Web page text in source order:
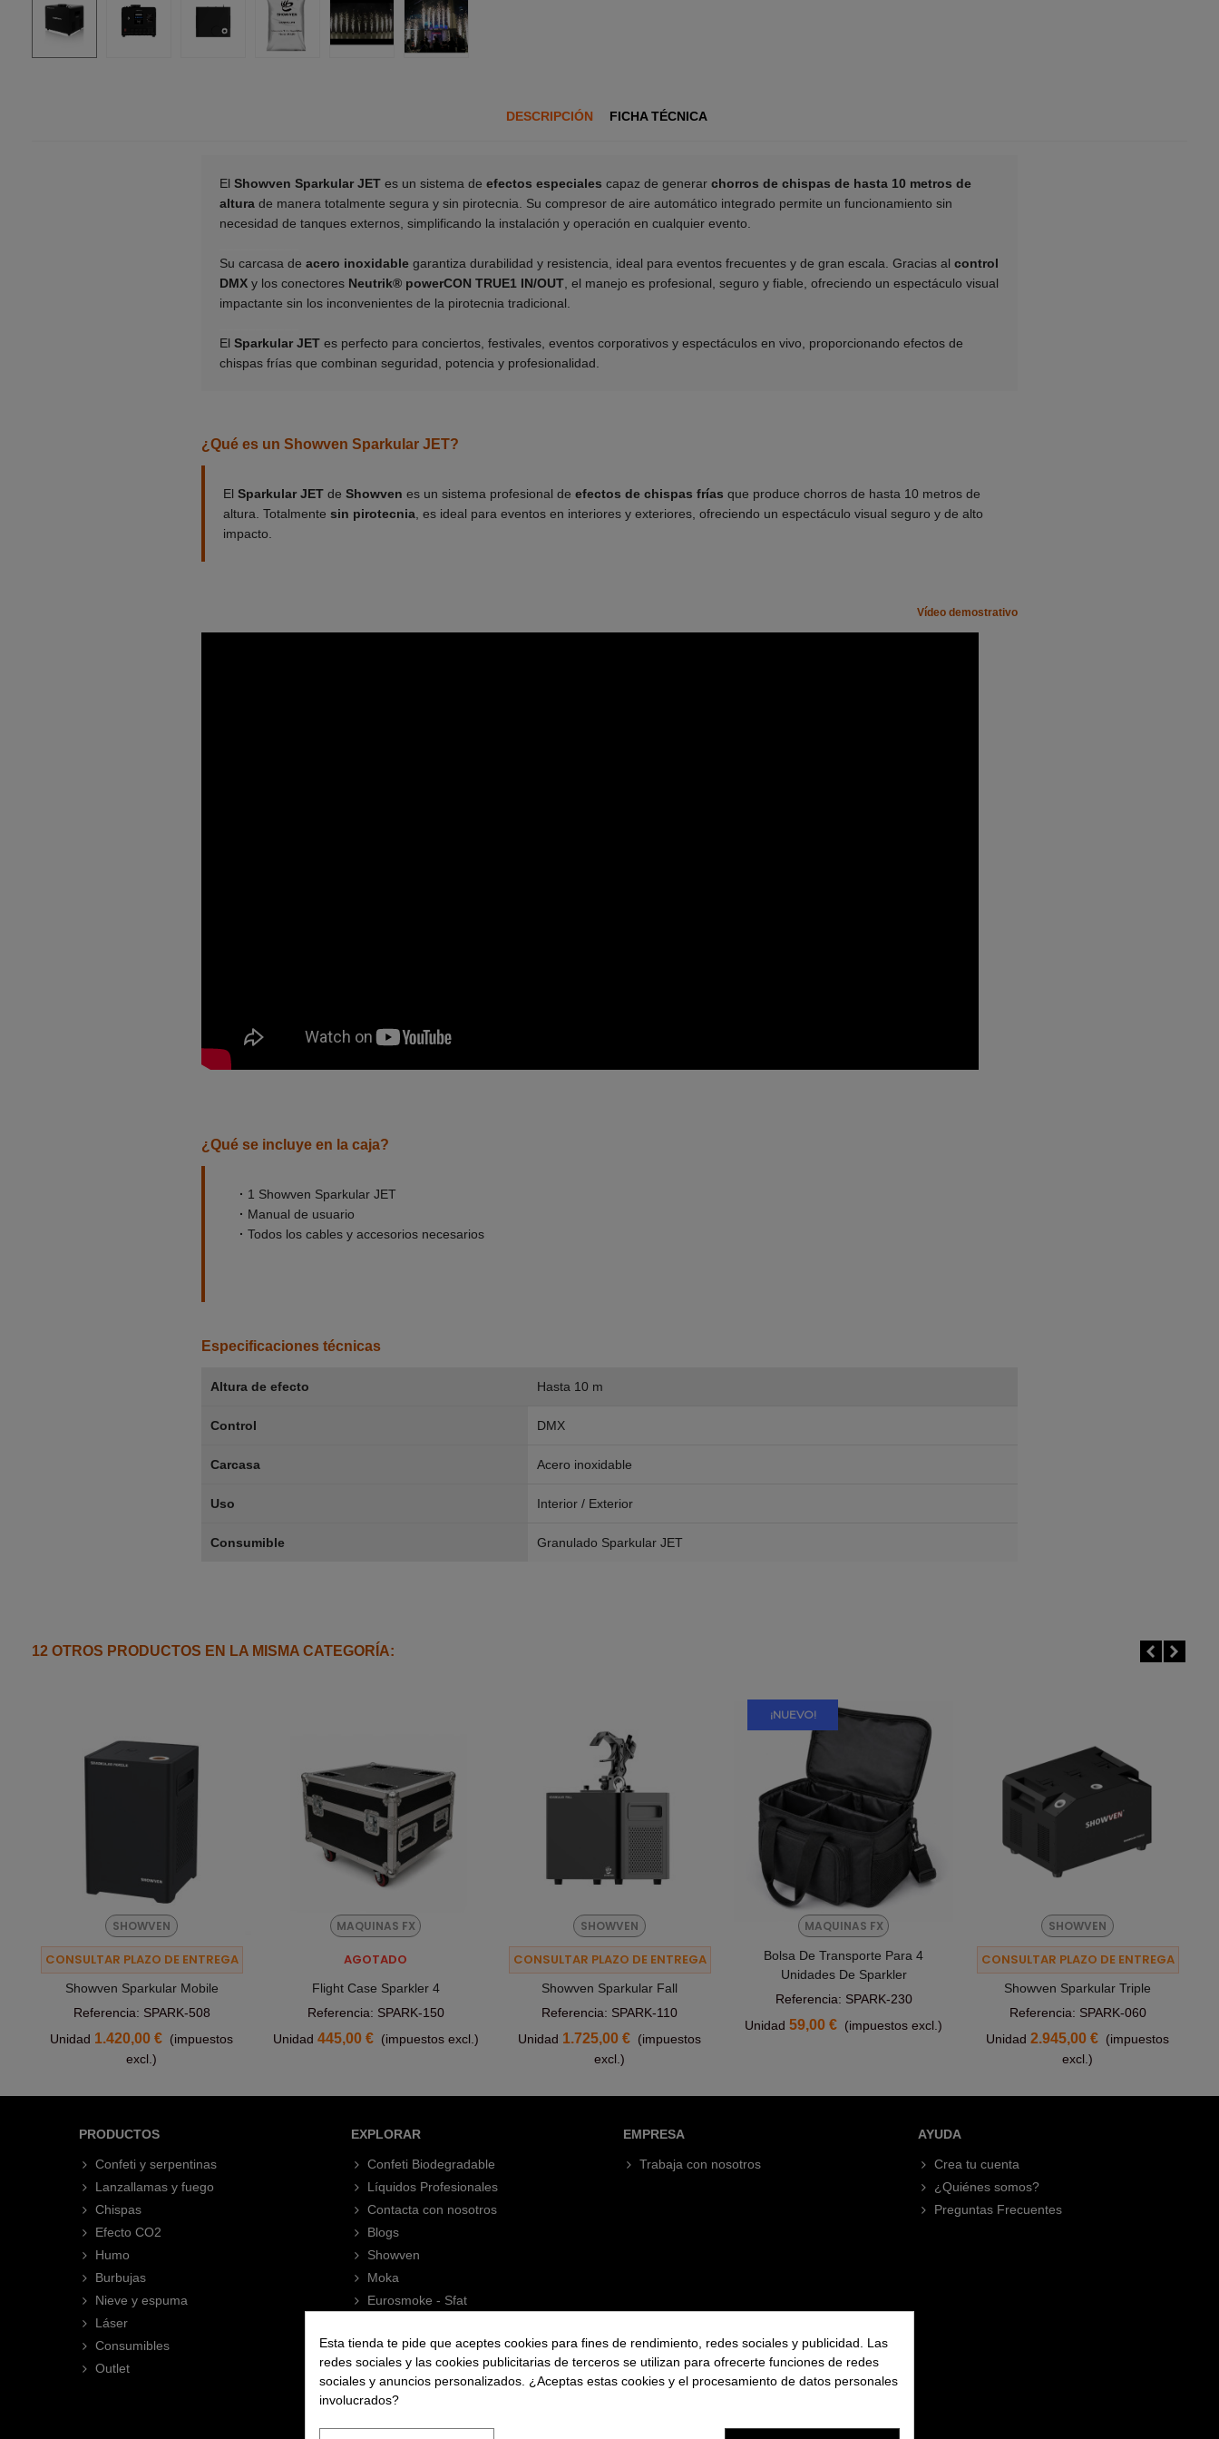
DESCRIPCIÓN FICHA TÉCNICA
El Showven Sparkular JETes un sistema de efectos especiales capaz de generar chorros de chispas de hasta 10 metros de
alturade manera totalmente segura y sin pirotecnia. Su compresor de aire automático integrado permite un funcionamiento sin
necesidad de tanques externos, simplificando la instalación y operación en cualquier evento.
Su carcasa de acero inoxidablegarantiza durabilidad y resistencia, ideal para eventos frecuentes y de gran escala. Gracias al control
DMXy los conectores Neutrik® powerCON TRUE1 IN/OUT, el manejo es profesional, seguro y fiable, ofreciendo un espectáculo visual
impactante sin los inconvenientes de la pirotecnia tradicional.
El Sparkular JETes perfecto para conciertos, festivales, eventos corporativos y espectáculos en vivo, proporcionando efectos de
chispas frías que combinan seguridad, potencia y profesionalidad.
¿Qué es un Showven Sparkular JET?
El Sparkular JETde Showven es un sistema profesional de efectos de chispas frías que produce chorros de hasta 10 metros de
altura. Totalmente sin pirotecnia, es ideal para eventos en interiores y exteriores, ofreciendo un espectáculo visual seguro y de alto
impacto.
Vídeo demostrativo
¿Qué se incluye en la caja?
· 1 Showven Sparkular JET
· Manual de usuario
· Todos los cables y accesorios necesarios
Especificaciones técnicas
Altura de efecto Hasta 10 m
Control DMX
Carcasa Acero inoxidable
Uso Interior / Exterior
Consumible Granulado Sparkular JET
12 OTROS PRODUCTOS EN LA MISMA CATEGORÍA:
SHOWVEN
CONSULTAR PLAZO DE ENTREGA
Showven Sparkular Mobile
Referencia: SPARK-508
Unidad 1.420,00 € (impuestos
excl.)
MAQUINAS FX
AGOTADO
Flight Case Sparkler 4
Referencia: SPARK-150
Unidad 445,00 € (impuestos excl.)
SHOWVEN
CONSULTAR PLAZO DE ENTREGA
Showven Sparkular Fall
Referencia: SPARK-110
Unidad 1.725,00 € (impuestos
excl.)
¡NUEVO!
MAQUINAS FX
Añadir Al Carrito
Bolsa De Transporte Para 4
Unidades De Sparkler
Referencia: SPARK-230
Unidad59,00 € (impuestos excl.)
SHOWVEN
CONSULTAR PLAZO DE ENTREGA
Showven Sparkular Triple
Referencia: SPARK-060
Unidad2.945,00 € (impuestos
excl.)
PRODUCTOS
Confeti y serpentinas
Lanzallamas y fuego
Chispas
Efecto CO2
Humo
Burbujas
Nieve y espuma
Láser
Consumibles
Outlet
EXPLORAR
Confeti Biodegradable
Líquidos Profesionales
Contacta con nosotros
Blogs
Showven
Moka
Eurosmoke - Sfat
EMPRESA
Trabaja con nosotros
AYUDA
Crea tu cuenta
¿Quiénes somos?
Preguntas Frecuentes
Esta tienda te pide que aceptes cookies para fines de rendimiento, redes sociales y publicidad. Las
redes sociales y las cookies publicitarias de terceros se utilizan para ofrecerte funciones de redes
sociales y anuncios personalizados. ¿Aceptas estas cookies y el procesamiento de datos personales
involucrados?